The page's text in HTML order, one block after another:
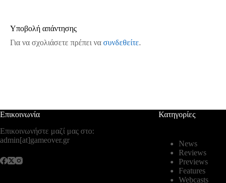
Υποβολή απάντησης
Για να σχολιάσετε πρέπει να συνδεθείτε.
Επικοινωνία
Επικοινωνήστε μαζί μας στο:
admin[at]gameover.gr
Κατηγορίες
News
Reviews
Previews
Features
Webcasts